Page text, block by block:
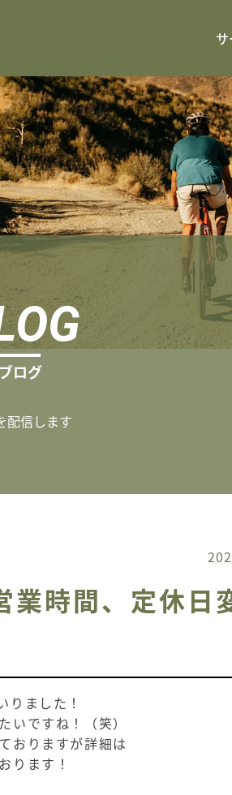
ブログ
配信します
時間、定休日
りました！
いですね！（笑）
おりますが詳細は
ります！